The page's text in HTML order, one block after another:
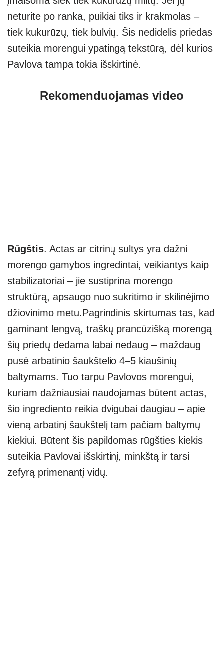
neturite po ranka, puikiai tiks ir krakmolas –
tiek kukurūzų, tiek bulvių. Šis nedidelis priedas
suteikia morengui ypatingą tekstūrą, dėl kurios
Pavlova tampa tokia išskirtinė.
Rekomenduojamas video
Rūgštis. Actas ar citrinų sultys yra dažni
morengo gamybos ingredintai, veikiantys kaip
stabilizatoriai – jie sustiprina morengo
struktūrą, apsaugo nuo sukritimo ir skilinėjimo
džiovinimo metu.Pagrindinis skirtumas tas, kad
gaminant lengvą, traškų prancūzišką morengą
šių priedų dedama labai nedaug – maždaug
pusė arbatinio šaukštelio 4–5 kiaušinių
baltymams. Tuo tarpu Pavlovos morengui,
kuriam dažniausiai naudojamas būtent actas,
šio ingrediento reikia dvigubai daugiau – apie
vieną arbatinį šaukštelį tam pačiam baltymų
kiekiui. Būtent šis papildomas rūgšties kiekis
suteikia Pavlovai išskirtinį, minkštą ir tarsi
zefyrą primenantį vidų.